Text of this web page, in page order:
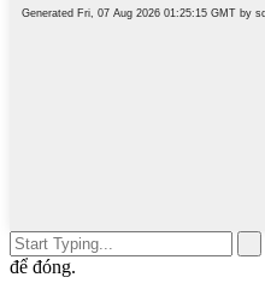
để đóng.